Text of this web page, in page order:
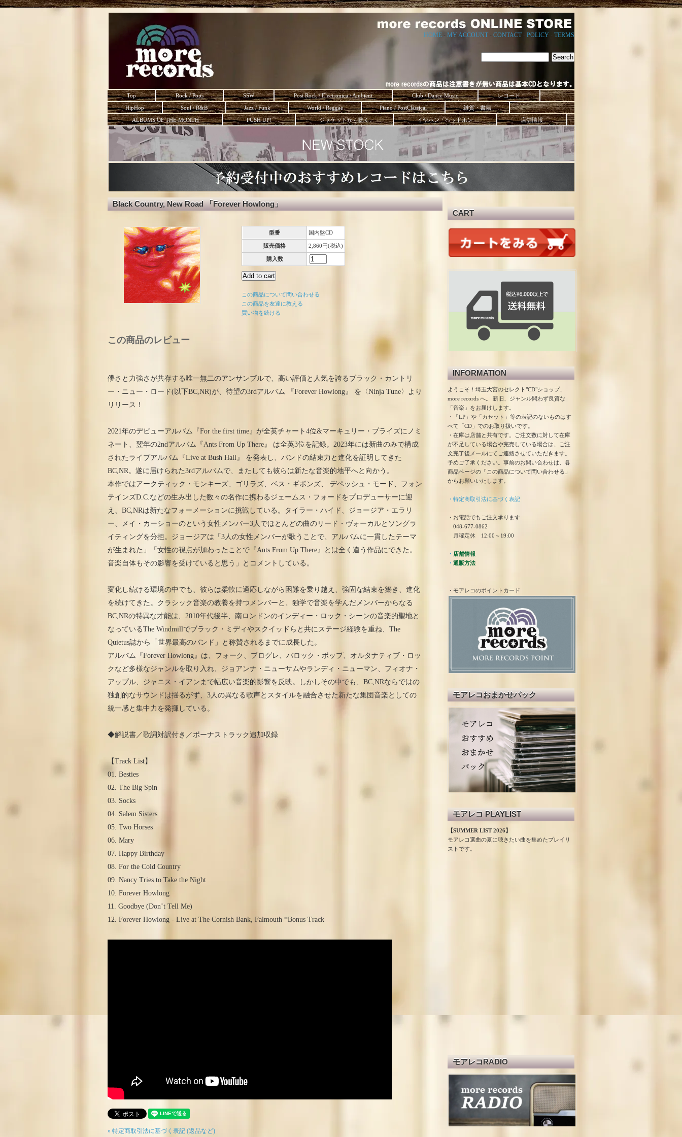
HOME - MY ACCOUNT - CONTACT- POLICY TERMS
Top Rock / Pops SSW Post Rock / Electronica / Ambient Club / Dance Music
レコード
HipHop
Soul / R&B Jazz / Funk World / Reggae Piano / PostClassical
雑貨・書籍
ALBUMS OF THE MONTH
PUSH UP! ジャケットから聴く。 イヤホン・ヘッドホン 店舗情報
Black Country, New Road 「Forever Howlong」
型番 国内盤CD
販売価格 2,860円(税込)
購入数
この商品について問い合わせる
この商品を友達に教える
買い物を続ける
この商品のレビュー
儚さと力強さが共存する唯一無二のアンサンブルで、高い評価と人気を誇るブラック・カントリ
ー・ニュー・ロード(以下BC,NR)が、待望の3rdアルバム 『Forever Howlong』 を〈Ninja Tune〉より
リリース！
2021年のデビューアルバム『For the first time』が全英チャート4位&マーキュリー・プライズにノミ
ネート、翌年の2ndアルバム『Ants From Up There』 は全英3位を記録。2023年には新曲のみで構成
されたライブアルバム『Live at Bush Hall』 を発表し、バンドの結束力と進化を証明してきた
BC,NR。遂に届けられた3rdアルバムで、またしても彼らは新たな音楽的地平へと向かう。
本作ではアークティック・モンキーズ、ゴリラズ、ベス・ギボンズ、 デペッシュ・モード、フォン
テインズD.C.などの生み出した数々の名作に携わるジェームス・フォードをプロデューサーに迎
え、BC,NRは新たなフォーメーションに挑戦している。タイラー・ハイド、ジョージア・エラリ
ー、メイ・カーショーのという女性メンバー3人でほとんどの曲のリード・ヴォーカルとソングラ
イティングを分担。ジョージアは「3人の女性メンバーが歌うことで、アルバムに一貫したテーマ
が生まれた」「女性の視点が加わったことで『Ants From Up There』とは全く違う作品にできた。
音楽自体もその影響を受けていると思う」とコメントしている。
変化し続ける環境の中でも、彼らは柔軟に適応しながら困難を乗り越え、強固な結束を築き、進化
を続けてきた。クラシック音楽の教養を持つメンバーと、独学で音楽を学んだメンバーからなる
BC,NRの特異な才能は、2010年代後半、南ロンドンのインディー・ロック・シーンの音楽的聖地と
なっているThe Windmillでブラック・ミディやスクイッドらと共にステージ経験を重ね、The
Quietus誌から「世界最高のバンド」と称賛されるまでに成長した。
アルバム『Forever Howlong』は、フォーク、プログレ、バロック・ポップ、オルタナティブ・ロッ
クなど多様なジャンルを取り入れ、ジョアンナ・ニューサムやランディ・ニューマン、フィオナ・
アップル、ジャニス・イアンまで幅広い音楽的影響を反映。しかしその中でも、BC,NRならではの
独創的なサウンドは揺るがず、3人の異なる歌声とスタイルを融合させた新たな集団音楽としての
統一感と集中力を発揮している。
◆解説書／歌詞対訳付き／ボーナストラック追加収録
【Track List】
01. Besties
02. The Big Spin
03. Socks
04. Salem Sisters
05. Two Horses
06. Mary
07. Happy Birthday
08. For the Cold Country
09. Nancy Tries to Take the Night
10. Forever Howlong
11. Goodbye (Don’t Tell Me)
12. Forever Howlong - Live at The Cornish Bank, Falmouth *Bonus Track
» 特定商取引法に基づく表記 (返品など)
CART
INFORMATION
ようこそ！埼玉大宮のセレクト"CD"ショップ、
more records へ。 新旧、ジャンル問わず良質な
「音楽」をお届けします。
・「LP」や「カセット」等の表記のないものはす
べて「CD」でのお取り扱いです。
・在庫は店舗と共有です。ご注文数に対して在庫
が不足している場合や完売している場合は、ご注
文完了後メールにてご連絡させていただきます。
予めご了承ください。事前のお問い合わせは、各
商品ページの「この商品について問い合わせる」
からお願いいたします。
・特定商取引法に基づく表記
・お電話でもご注文承ります
048-677-0862
月曜定休 12:00～19:00
・ 店舗情報
・ 通販方法
・モアレコのポイントカード
モアレコおまかせパック
モアレコ PLAYLIST
【SUMMER LIST 2026】
モアレコ選曲の夏に聴きたい曲を集めたプレイリ
ストです。
モアレコRADIO